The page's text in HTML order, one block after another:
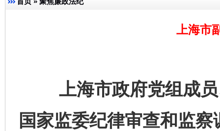
上海市
上海市政府党组成员
国家监委纪律审查和监察